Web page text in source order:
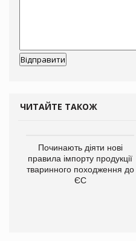
ЧИТАЙТЕ ТАКОЖ
Починають діяти нові
правила імпорту продукції
тваринного походження до
ЄС